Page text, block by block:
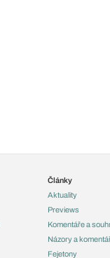
Články
Aktuality
Previews
Komentáře a
Názory a
Fejetony